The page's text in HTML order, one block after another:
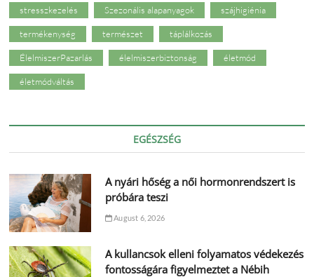
stresszkezelés Szezonális alapanyagok szájhigiénia
termékenység természet táplálkozás
ÉlelmiszerPazarlás élelmiszerbiztonság életmód
életmódváltás
EGÉSZSÉG
A nyári hőség a női hormonrendszert is
próbára teszi
August 6, 2026
A kullancsok elleni folyamatos védekezés
fontosságára figyelmeztet a Nébih